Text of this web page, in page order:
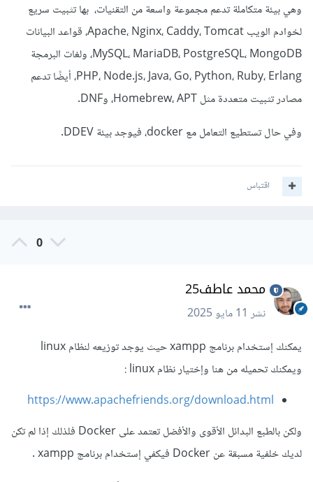
وهي بيئة متكاملة تدعم مجموعة واسعة من التقنيات، بها تثبيت سريع
لخوادم الويب Apache، Nginx، Caddy، Tomcat، قواعد البيانات
MySQL، MariaDB، PostgreSQL، MongoDB، ولغات البرمجة
PHP، Node.js، Java، Go، Python، Ruby، Erlang، أيضًا تدعم
مصادر تثبيت متعددة مثل Homebrew، APT، وDNF.
وفي حال تستطيع التعامل مع docker، فيوجد بيئة DDEV.
اقتباس
0
محمد عاطف25
نشر11 مايو 2025
يمكنك إستخدام برنامج xampp حيث يوجد توزيعه لنظام linux
ويمكنك تحميله من هنا وإختيار نظام linux
https://www.apachefriends.org/download.html
ولكن بالطبع البدائل الأقوى والأفضل تعتمد على Docker فلذلك إذا لم تكن
لديك خلفية مسبقة عن Docker فيكفي إستخدام برنامج xampp .